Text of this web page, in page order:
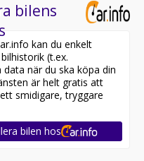
bilens
kan du enkelt
(t.ex.
när du ska köpa din
är helt gratis att
smidigare, tryggare
bilen hos